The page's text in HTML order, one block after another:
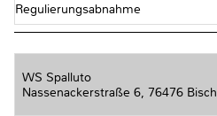
Regulierungsabnahme
WS Spalluto
Nassenackerstraße 6, 76476